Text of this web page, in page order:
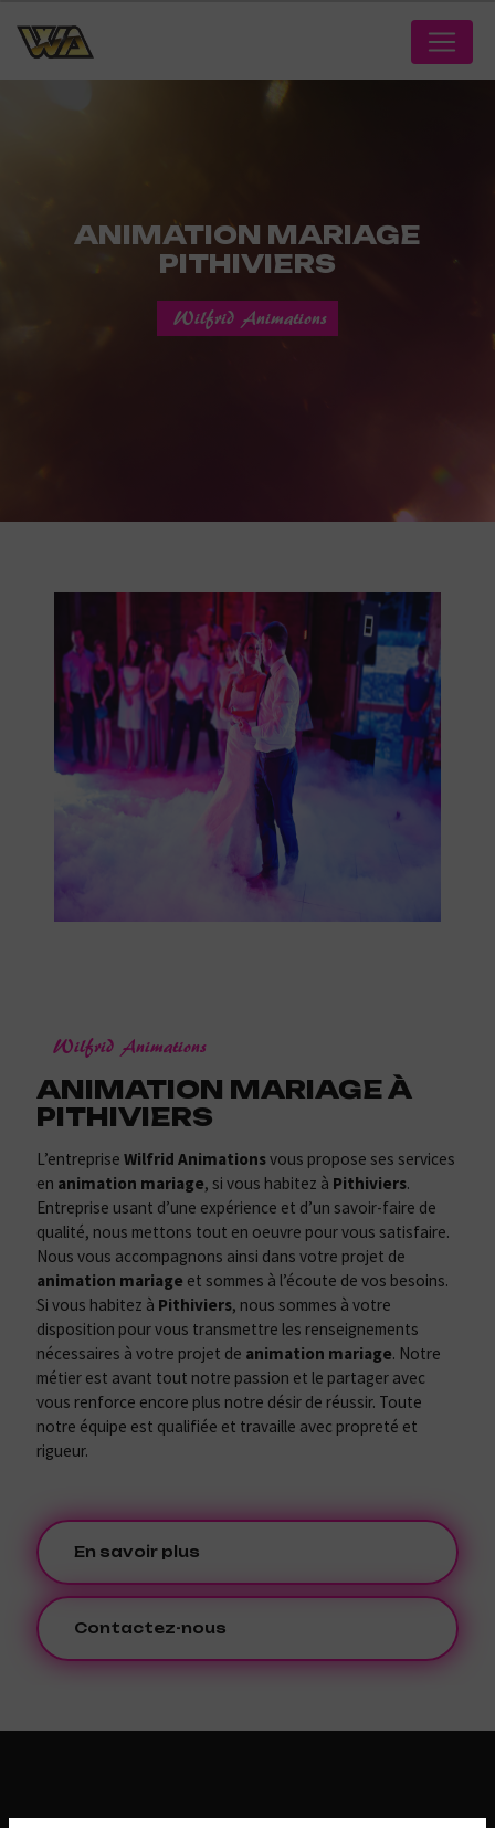
ANIMATION MARIAGE
PITHIVIERS
Wilfrid Animations
Wilfrid Animations
ANIMATION MARIAGE À
PITHIVIERS
L’entreprise Wilfrid Animationsvous propose ses services
en animation mariage, si vous habitez à Pithiviers.
Entreprise usant d’une expérience et d’un savoir-faire de
qualité, nous mettons tout en oeuvre pour vous satisfaire.
Nous vous accompagnons ainsi dans votre projet de
animation mariage et sommes à l’écoute de vos besoins.
Si vous habitez à Pithiviers, nous sommes à votre
disposition pour vous transmettre les renseignements
nécessaires à votre projet de animation mariage. Notre
métier est avant tout notre passion et le partager avec
vous renforce encore plus notre désir de réussir. Toute
notre équipe est qualifiée et travaille avec propreté et
rigueur.
En savoir plus
Contactez-nous